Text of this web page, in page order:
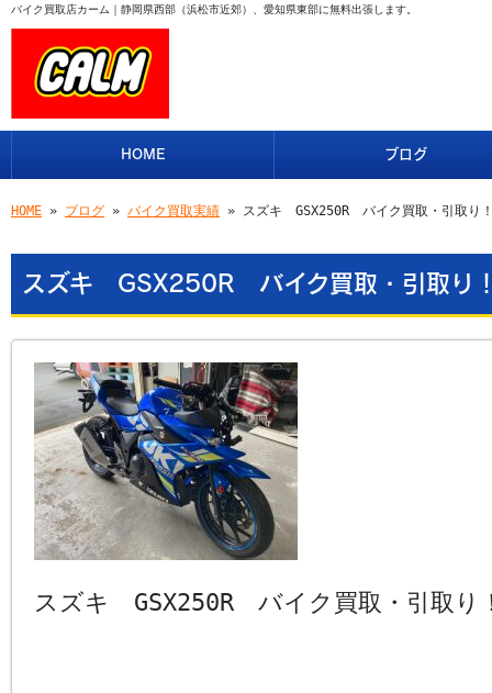
バイク買取店カーム｜静岡県西部（浜松市近郊）、愛知県東部に無料出張します。
HOME ブログ
HOME » ブログ » バイク買取実績 » スズキ GSX250R バイク買取・引取り
スズキ GSX250R バイク買取・引取り
スズキ GSX250R バイク買取・引取